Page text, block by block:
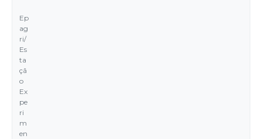
Ep
ag
ri/
Es
ta
çã
o
Ex
pe
ri
m
en